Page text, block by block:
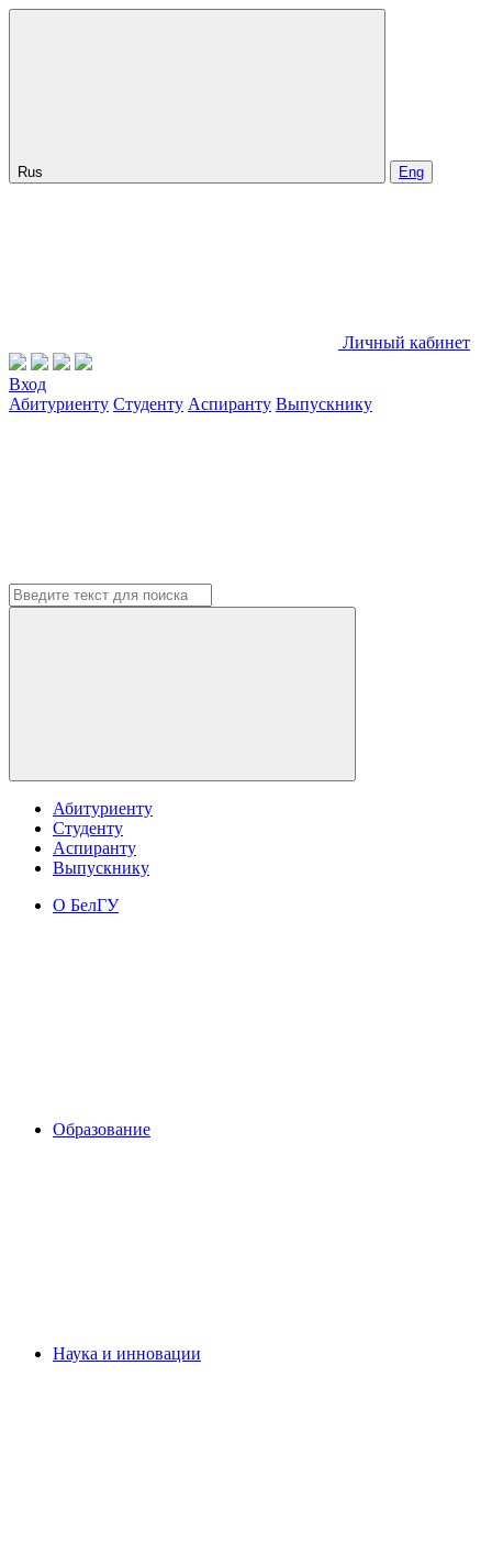
Rus Eng
Личный кабинет
Вход
Абитуриенту Студенту Аспиранту Выпускнику
Абитуриенту
Студенту
Аспиранту
Выпускнику
О БелГУ
Образование
Наука и инновации